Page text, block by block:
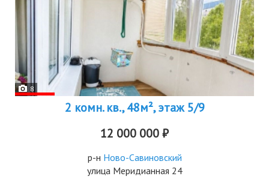
8
2 комн. кв., 48м², этаж 5/9
12 000 000 ₽
р-н Ново-Савиновский
улица Меридианная 24